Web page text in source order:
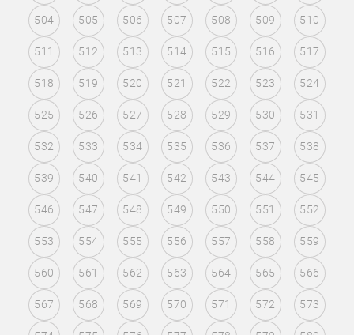
504 505 506 507 508 509 510
511 512 513 514 515 516 517
518 519 520 521 522 523 524
525 526 527 528 529 530 531
532 533 534 535 536 537 538
539 540 541 542 543 544 545
546 547 548 549 550 551 552
553 554 555 556 557 558 559
560 561 562 563 564 565 566
567 568 569 570 571 572 573